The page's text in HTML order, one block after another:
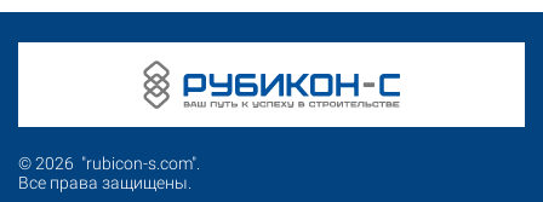
© 2026 "rubicon-s.com".
Все права защищены.